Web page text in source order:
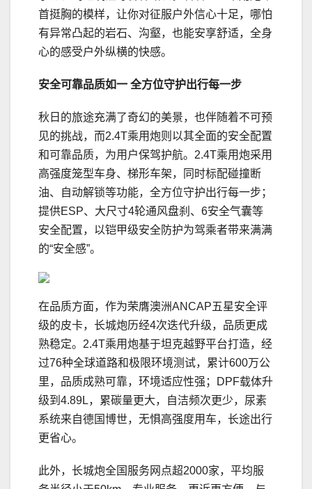
首挺胸的模样，让你对征服户外信心十足，哪怕
有异常凸起的岩石、沟壑，也能安享舒适，全身
心的感受户外纵横的快感。
安全可靠品质如一 全方位守护出行每一步
秋日的旅途充满了奇幻的美景，也伴随着不可预
见的挑战，而2.4T乘用炮则以其全面的安全配置
和可靠品质，为用户保驾护航。2.4T乘用炮采用
高强度笼型车身、梯形车架，同时标配碰撞断
油、自动解锁等功能，全方位守护出行每一步；
提供ESP、大尺寸4轮通风盘刹、6安全气囊等
安全配置，以铠甲级安全防护为驾乘者带来满满
的“安全感”。
在品质方面，作为荣膺澳洲ANCAP五星安全评
级的皮卡，长城炮历经4次迭代升级，品质更成
熟稳定。2.4T乘用炮基于坦克越野平台打造，经
过76种全球道路和极限环境测试，累计600万公
里，品质成熟可靠，环境适应性强；DPF载体升
级到4.89L，累碳量更大，自洁频次更少，尿素
系统来自德国博世，无惧高强度用车，长途出行
更省心。
此外，长城炮全国服务网点超2000家，平均服